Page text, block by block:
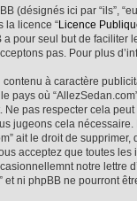
(désignés ici par “ils”,
la licence “Licence
a pour seul but de faciliter
pas. Pour plus
à caractère
pays où
pas respecter cela
jugeons cela
ait le droit de
acceptez que toutes
notre lettre
et ni phpBB ne pourront